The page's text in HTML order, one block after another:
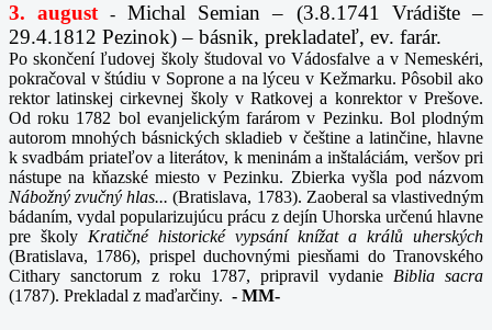
3. august -Michal Semian – (3.8.1741 Vrádište –
29.4.1812 Pezinok) – básnik, prekladateľ, ev. farár.
Po skončení ľudovej školy študoval vo Vádosfalve a v Nemeskéri,
pokračoval v štúdiu v Soprone a na lýceu v Kežmarku. Pôsobil ako
rektor latinskej cirkevnej školy v Ratkovej a konrektor v Prešove.
Od roku 1782 bol evanjelickým farárom v Pezinku. Bol plodným
autorom mnohých básnických skladieb v češtine a latinčine, hlavne
k svadbám priateľov a literátov, k meninám a inštaláciám, veršov pri
nástupe na kňazské miesto v Pezinku. Zbierka vyšla pod názvom
Nábožný zvučný hlas...(Bratislava, 1783). Zaoberal sa vlastivedným
bádaním, vydal popularizujúcu prácu z dejín Uhorska určenú hlavne
pre školy Kratičné historické vypsání knížat a králů uherských
(Bratislava, 1786), prispel duchovnými piesňami do Tranovského
Cithary sanctorum z roku 1787, pripravil vydanie Biblia sacra
(1787). Prekladal z maďarčiny. - MM-